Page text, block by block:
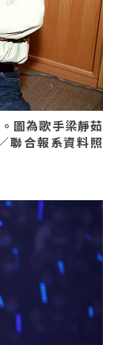
圖為歌手梁靜茹
聯合報系資料照